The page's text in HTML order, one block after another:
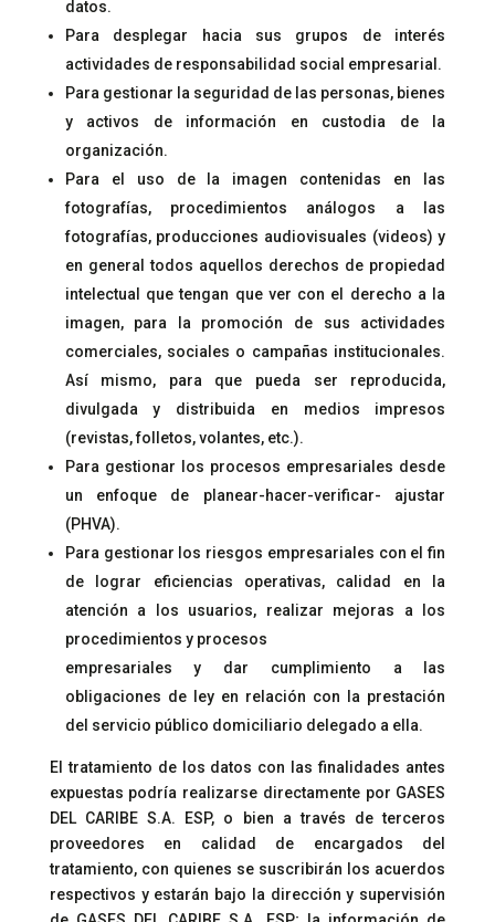
datos.
Para desplegar hacia sus grupos de interés
actividades de responsabilidad social empresarial.
Para gestionar la seguridad de las personas, bienes
y activos de información en custodia de la
organización.
Para el uso de la imagen contenidas en las
fotografías, procedimientos análogos a las
fotografías, producciones audiovisuales (videos) y
en general todos aquellos derechos de propiedad
intelectual que tengan que ver con el derecho a la
imagen, para la promoción de sus actividades
comerciales, sociales o campañas institucionales.
Así mismo, para que pueda ser reproducida,
divulgada y distribuida en medios impresos
(revistas, folletos, volantes, etc.).
Para gestionar los procesos empresariales desde
un enfoque de planear-hacer-verificar- ajustar
(PHVA).
Para gestionar los riesgos empresariales con el fin
de lograr eficiencias operativas, calidad en la
atención a los usuarios, realizar mejoras a los
procedimientos y procesos
empresariales y dar cumplimiento a las
obligaciones de ley en relación con la prestación
del servicio público domiciliario delegado a ella.
El tratamiento de los datos con las finalidades antes
expuestas podría realizarse directamente por GASES
DEL CARIBE S.A. ESP, o bien a través de terceros
proveedores en calidad de encargados del
tratamiento, con quienes se suscribirán los acuerdos
respectivos y estarán bajo la dirección y supervisión